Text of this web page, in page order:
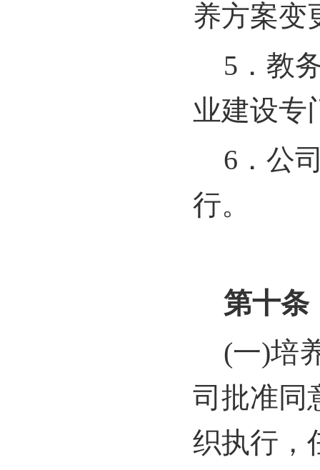
养方案变
5 ．教
业建设专
6 ．公
行。
第十条
(一)培
司批准同
织执行，